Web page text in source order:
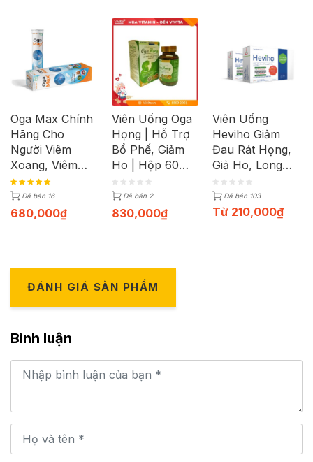
Oga Max Chính
Hãng Cho
Người Viêm
Xoang, Viêm
Mũi Công Nghệ
Mới Hộp 20
Viên
Đã bán 16
680,000₫
Viên Uống Oga
Họng | Hỗ Trợ
Bổ Phế, Giảm
Ho | Hộp 60
Viên
Đã bán 2
830,000₫
Viên Uống
Heviho Giảm
Đau Rát Họng,
Giả Ho, Long
Đờm (hộp 20
viên)Đã bán 103
Từ 210,000₫
ĐÁNH GIÁ SẢN PHẨM
Bình luận